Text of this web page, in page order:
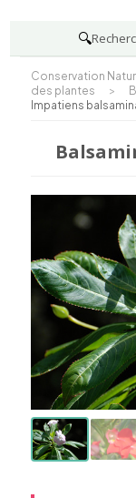
🔍
Conservation
des plantes
>
Impatiens